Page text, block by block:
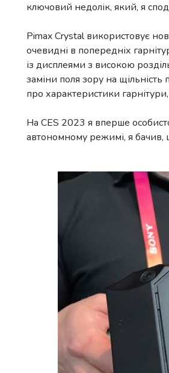
ключовий недолік, який, я
Pimax Crystal використовує
очевидні в попередніх
із дисплеями з високою
заміни поля зору на
про характеристики
На CES 2023 я вперше
автономному режимі, я бачив,